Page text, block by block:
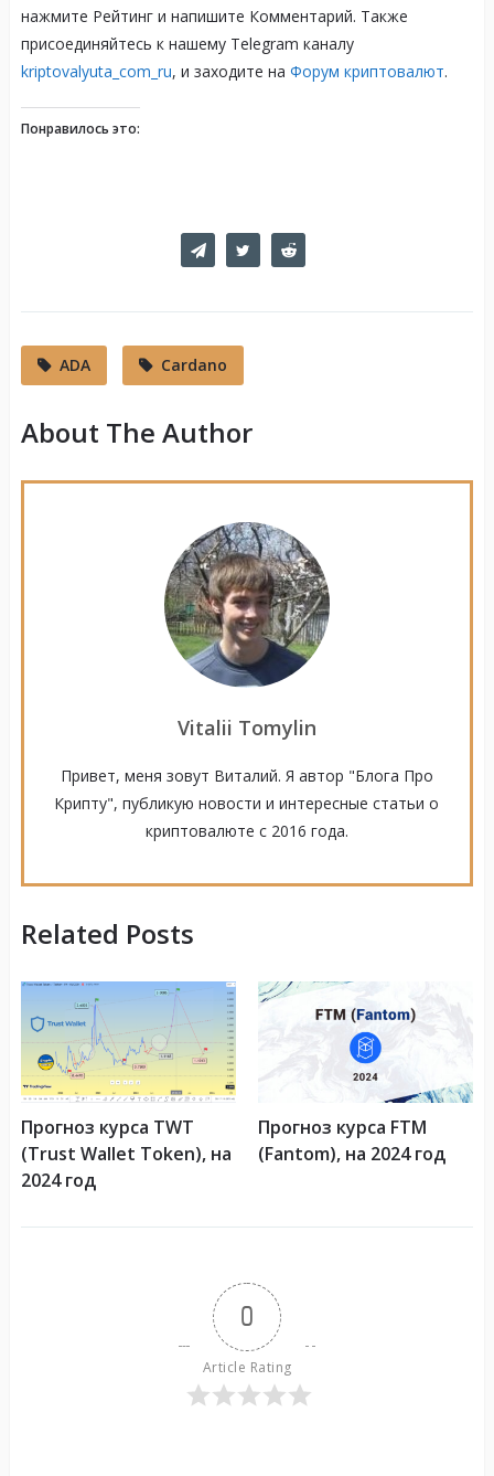
нажмите Рейтинг и напишите Комментарий. Также
присоединяйтесь к нашему Telegram каналу
kriptovalyuta_com_ru, и заходите на Форум криптовалют.
Понравилось это:
ADA Cardano
About The Author
Vitalii Tomylin
Привет, меня зовут Виталий. Я автор "Блога Про
Крипту", публикую новости и интересные статьи о
криптовалюте с 2016 года.
Related Posts
Прогноз курса TWT
(Trust Wallet Token), на
2024 год
Прогноз курса FTM
(Fantom), на 2024 год
0
Article Rating